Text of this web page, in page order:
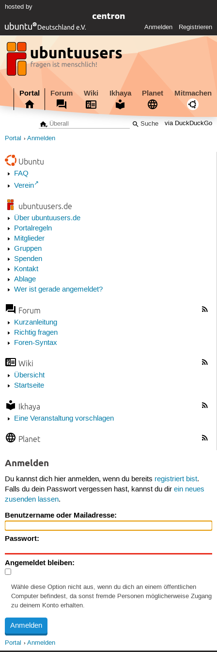
hosted by
Anmelden Registrieren
Portal Forum Wiki Ikhaya Planet Mitmachen
via DuckDuckGo
Portal Anmelden
Ubuntu
FAQ
Verein
ubuntuusers.de
Über ubuntuusers.de
Portalregeln
Mitglieder
Gruppen
Spenden
Kontakt
Ablage
Wer ist gerade angemeldet?
Forum
Kurzanleitung
Richtig fragen
Foren-Syntax
Wiki
Übersicht
Startseite
Ikhaya
Eine Veranstaltung vorschlagen
Planet
Anmelden
Du kannst dich hier anmelden, wenn du bereits registriert bist.
Falls du dein Passwort vergessen hast, kannst du dir ein neues
zusenden lassen.
Benutzername oder Mailadresse:
Passwort:
Angemeldet bleiben:
Wähle diese Option nicht aus, wenn du dich an einem öffentlichen
Computer befindest, da sonst fremde Personen möglicherweise Zugang
zu deinem Konto erhalten.
Portal Anmelden